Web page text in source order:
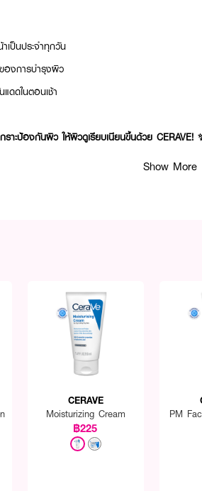
เป็นประจำทุกวัน
องการบำรุงผิว
แดดในตอนเช้า
าะป้องกันผิว ให้ผิวดูเรียบเนียนขึ้นด้วย CERAVE!
Show More
CERAVE
Moisturizing Cream
฿225
PM